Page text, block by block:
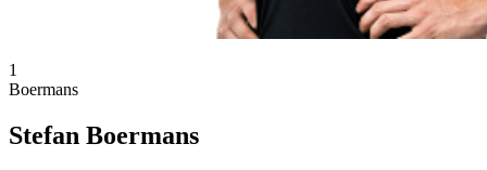
1
Boermans
Stefan Boermans